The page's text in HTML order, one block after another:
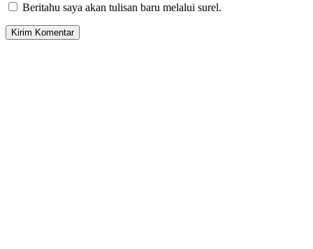
Beritahu saya akan tulisan baru melalui surel.